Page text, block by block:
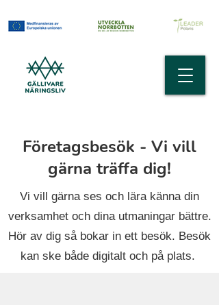
Företagsbesök - Vi vill
gärna träffa dig!
Vi vill gärna ses och lära känna din
verksamhet och dina utmaningar bättre.
Hör av dig så bokar in ett besök. Besök
kan ske både digitalt och på plats.